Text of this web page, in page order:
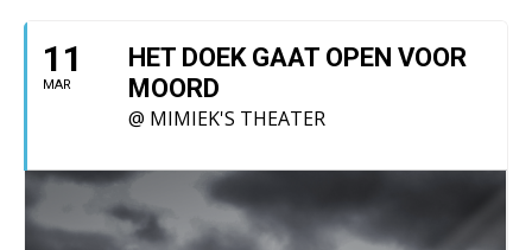
11
MAR
HET DOEK GAAT OPEN VOOR
MOORD
@ MIMIEK'S THEATER